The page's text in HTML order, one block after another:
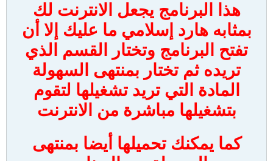
هذا البرنامج يجعل الانترنت لك
بمثابه هارد إسلامي ما عليك إلا أن
تفتح البرنامج وتختار القسم الذي
تريده ثم تختار بمنتهى السهولة
المادة التي تريد تشغيلها لتقوم
بتشغيلها مباشرة من الانترنت
كما يمكنك تحميلها أيضا بمنتهى